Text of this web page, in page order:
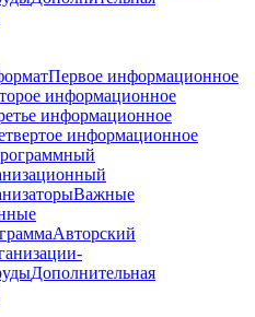
Первое информационное
информационное
информационное
информационное
Важные
Авторский
Дополнительная